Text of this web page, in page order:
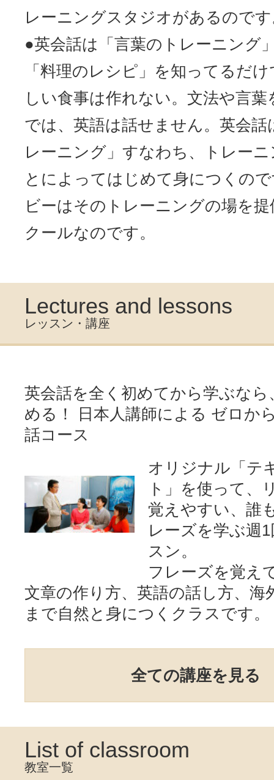
レーニングスタジオがあるので
●英会話は「言葉のトレーニング
「料理のレシピ」を知ってるだ
しい食事は作れない。文法や言
では、英語は話せません。英会話
レーニング」すなわち、トレー
とによってはじめて身につくの
ビーはそのトレーニングの場を
クールなのです。
Lectures and lessons
レッスン・講座
英会話を全く初めてから学ぶな
める！ 日本人講師による ゼロか
話コース
オリジナル「テ
ト」を使って、
覚えやすい、誰
レーズを学ぶ週
スン。
フレーズを覚え
文章の作り方、英語の話し方、海
まで自然と身につくクラスです。
全ての講座を見る
List of classroom
教室一覧